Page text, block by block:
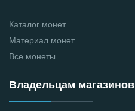
Каталог монет
Материал монет
Все монеты
Владельцам магазинов